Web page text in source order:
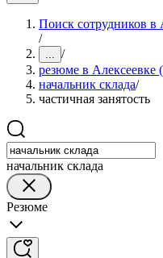
Поиск сотрудников в
/
... /
резюме в Алексеевке
начальник склада/
частичная занятость
начальник склада
Резюме